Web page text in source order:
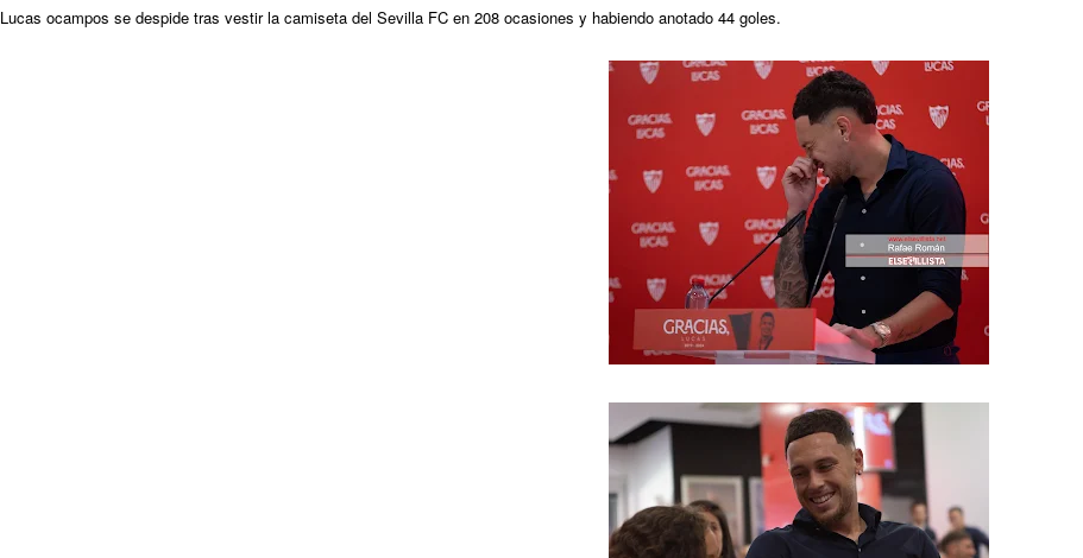
Lucas ocampos se despide tras vestir la camiseta del Sevilla FC en 208 ocasiones y habiendo anotado 44 goles.